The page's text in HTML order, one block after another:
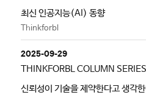
최신 인공지능(AI) 동향
Thinkforbl
2025-09-29
THINKFORBL COLUMN SERIES
신뢰성이 기술을 제약한다고 생각